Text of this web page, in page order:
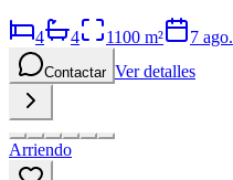
4 4 1100 m² 7 ago.
Contactar Ver detalles
Arriendo